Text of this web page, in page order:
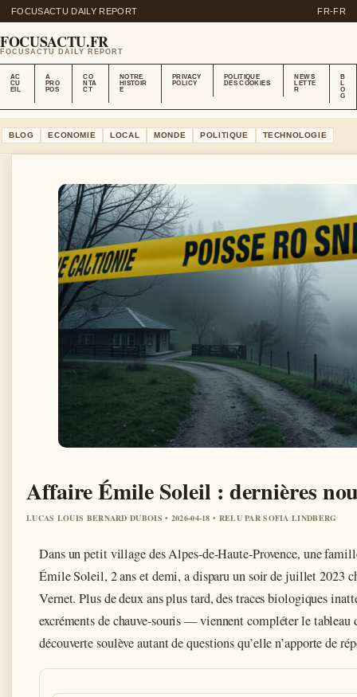
FOCUSACTU DAILY REPORT FR-FR
FOCUSACTU.FR
FOCUSACTU DAILY REPORT
AC
CU
EIL
A
PRO
POS
CO
NTA
CT
NOTRE
HISTOIR
E
PRIVACY
POLICY
POLITIQUE
DES COOKIES
NEWS
LETTE
R
B
L
O
G
BLOG ECONOMIE LOCAL MONDE POLITIQUE TECHNOLOGIE
Affaire Émile Soleil : dernières
LUCAS LOUIS BERNARD DUBOIS • 2026-04-18 • RELU PAR SOFIA LINDBERG
Dans un petit village des Alpes-de-Haute-Provence, une
Émile Soleil, 2 ans et demi, a disparu un soir de juillet 2023
Vernet. Plus de deux ans plus tard, des traces biologiques
excréments de chauve-souris — viennent compléter le tableau
découverte soulève autant de questions qu’elle n’apporte de